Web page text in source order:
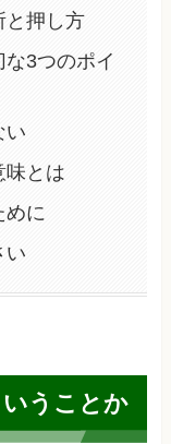
と押し方
3つのポイ
い
味とは
めに
い
うことか